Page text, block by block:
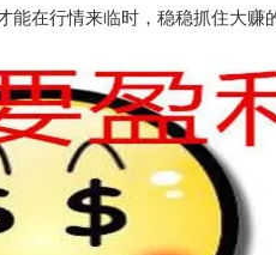
在行情来临时，稳稳抓住大赚